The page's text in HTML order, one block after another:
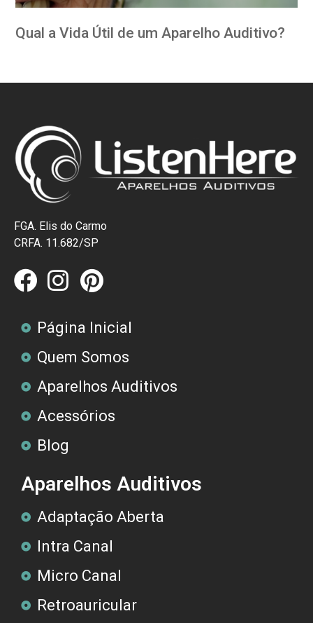
Qual a Vida Útil de um Aparelho Auditivo?
FGA. Elis do Carmo
CRFA. 11.682/SP
Página Inicial
Quem Somos
Aparelhos Auditivos
Acessórios
Blog
Aparelhos Auditivos
Adaptação Aberta
Intra Canal
Micro Canal
Retroauricular